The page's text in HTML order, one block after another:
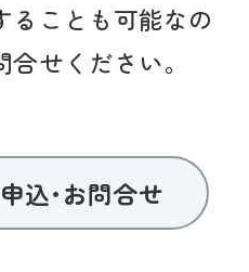
ることも可能なの
せください。
込･お問合せ